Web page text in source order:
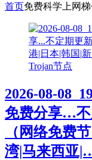
首页免费科学上网
Trojan节点
2026-08-
免费分享…
（网络免费
湾|马来西亚